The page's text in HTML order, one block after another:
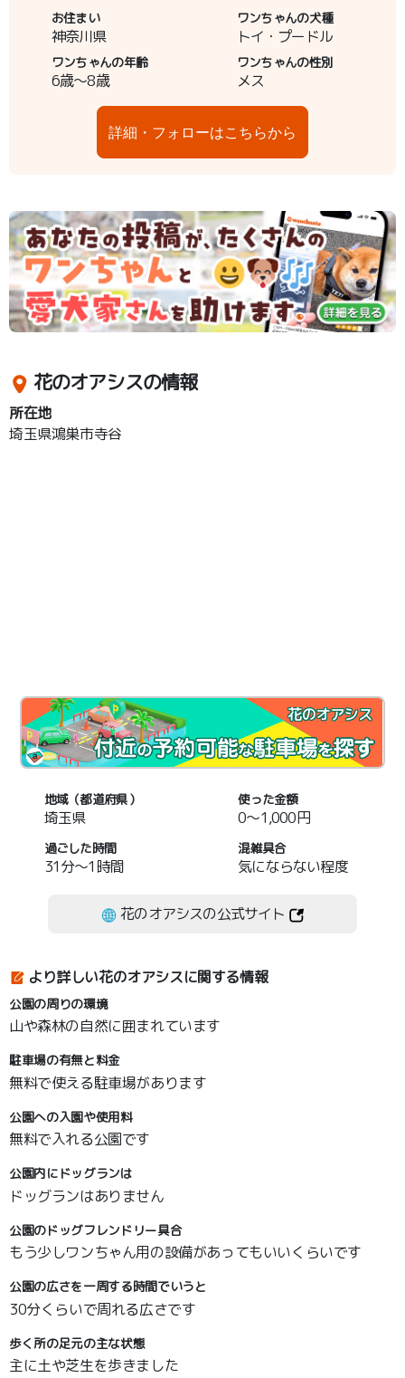
お住まい
神奈川県
ワンちゃんの犬種
トイ・プードル
ワンちゃんの年齢
6歳～8歳
ワンちゃんの性別
メス
詳細・フォローはこちらから
花のオアシスの情報
所在地
埼玉県鴻巣市寺谷
花のオアシス
地域（都道府県）
埼玉県
使った金額
0～1,000円
過ごした時間
31分～1時間
混雑具合
気にならない程度
花のオアシスの公式サイト
より詳しい花のオアシスに関する情報
公園の周りの環境
山や森林の自然に囲まれています
駐車場の有無と料金
無料で使える駐車場があります
公園への入園や使用料
無料で入れる公園です
公園内にドッグランは
ドッグランはありません
公園のドッグフレンドリー具合
もう少しワンちゃん用の設備があってもいいくらいです
公園の広さを一周する時間でいうと
30分くらいで周れる広さです
歩く所の足元の主な状態
主に土や芝生を歩きました